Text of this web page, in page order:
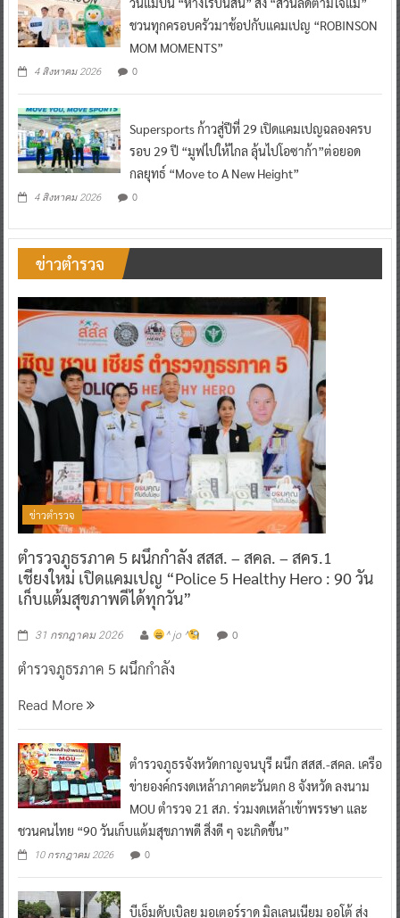
ชวนทุกครอบครัวมาช้อปกับแคมเปญ “ROBINSON
MOM MOMENTS”
4 สิงหาคม 2026 0
Supersports ก้าวสู่ปีที่ 29 เปิดแคมเปญฉลองครบ
รอบ 29 ปี “มูฟไปให้ไกล ลุ้นไปโอซาก้า”ต่อยอด
กลยุทธ์ “Move to A New Height”
4 สิงหาคม 2026 0
ข่าวตำรวจ
ข่าวตำรวจ
ตำรวจภูธรภาค 5 ผนึกกำลัง สสส. – สคล. – สคร.1
เชียงใหม่ เปิดแคมเปญ “Police 5 Healthy Hero : 90 วัน
เก็บแต้มสุขภาพดีได้ทุกวัน”
31 กรกฎาคม 2026 ^ jo ^ 0
ตำรวจภูธรภาค 5 ผนึกกำลัง
Read More
ตำรวจภูธรจังหวัดกาญจนบุรี ผนึก สสส.-สคล. เครือ
ข่ายองค์กรงดเหล้าภาคตะวันตก 8 จังหวัด ลงนาม
MOU ตำรวจ 21 สภ. ร่วมงดเหล้าเข้าพรรษา และ
ชวนคนไทย “90 วันเก็บแต้มสุขภาพดี สิ่งดี ๆ จะเกิดขึ้น”
10 กรกฎาคม 2026 0
บีเอ็มดับเบิลยู มอเตอร์ราด มิลเลนเนียม ออโต้ ส่ง